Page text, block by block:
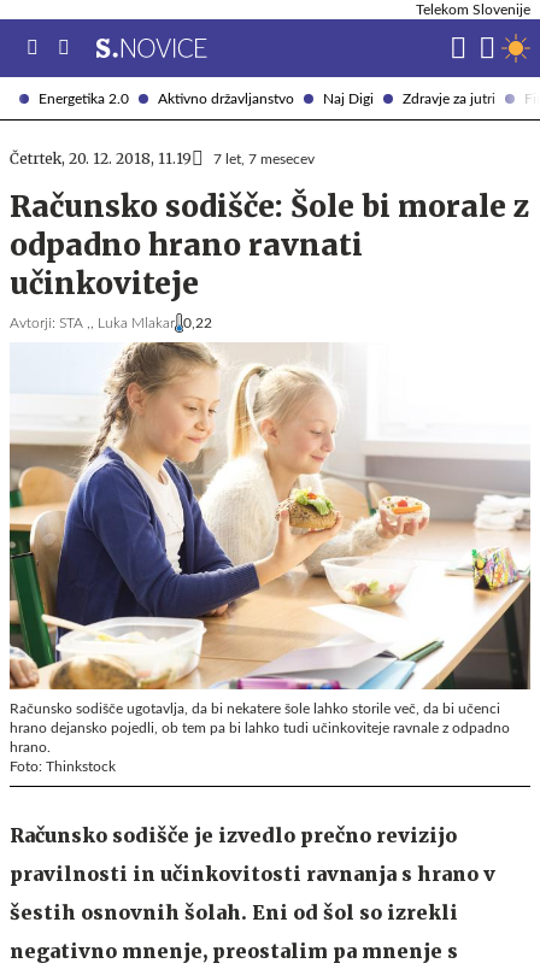
Energetika 2.0 Aktivno državljanstvo Naj Digi Zdravje za jutri
Telekom Slovenije
Četrtek, 20. 12. 2018, 11.19 7 let, 7 mesecev
Računsko sodišče: Šole bi morale z
odpadno hrano ravnati
učinkoviteje
Avtorji: STA ,, Luka Mlakar 0,22
Računsko sodišče ugotavlja, da bi nekatere šole lahko storile več, da bi učenci
hrano dejansko pojedli, ob tem pa bi lahko tudi učinkoviteje ravnale z odpadno
hrano.
Foto: Thinkstock
Računsko sodišče je izvedlo prečno revizijo
pravilnosti in učinkovitosti ravnanja s hrano v
šestih osnovnih šolah. Eni od šol so izrekli
negativno mnenje, preostalim pa mnenje s